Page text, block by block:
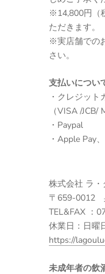
※14,800円（
ただきます。
※実店舗での
さい。
支払いについ
・クレジット
（VISA /JCB/
・Paypal
・Apple Pay
株式会社 ラ・
〒659-0012
TEL&FAX ：
休業日：日曜
https://
未成年者の飲